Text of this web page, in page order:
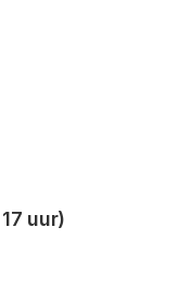
uur)